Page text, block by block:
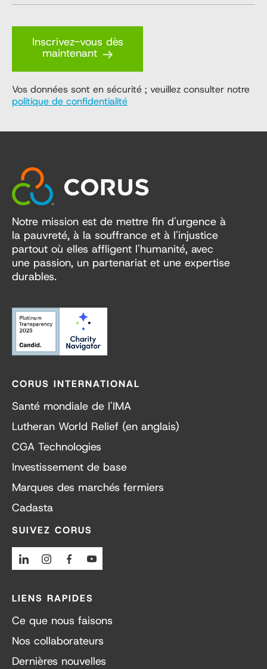
Inscrivez-vous dès
maintenant
Vos données sont en sécurité ; veuillez consulter notre
politique de confidentialité
Notre mission est de mettre fin d'urgence à
la pauvreté, à la souffrance et à l'injustice
partout où elles affligent l'humanité, avec
une passion, un partenariat et une expertise
durables.
CORUS INTERNATIONAL
Santé mondiale de l'IMA
Lutheran World Relief (en anglais)
CGA Technologies
Investissement de base
Marques des marchés fermiers
Cadasta
SUIVEZ CORUS
LinkedinInstagramFacebook
LIENS RAPIDES
Ce que nous faisons
Nos collaborateurs
Dernières nouvelles